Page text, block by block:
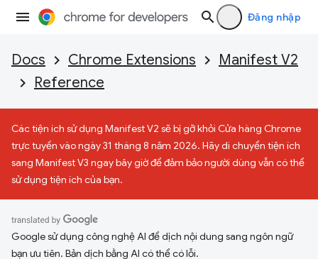
Đăng nhập
Docs Chrome Extensions
Manifest V2
Reference
Các tiện ích sử dụng Manifest V2 sẽ bị gỡ khỏi Cửa hàng Chrome
trực tuyến vào ngày 31 tháng 8 năm 2026. Hãy di chuyển tiện ích
sang Manifest V3 ngay bây giờ để đảm bảo người dùng vẫn có thể
sử dụng tiện ích của bạn.
Google sử dụng công nghệ AI để dịch nội dung sang ngôn ngữ
bạn ưu tiên. Bản dịch bằng AI có thể có lỗi.